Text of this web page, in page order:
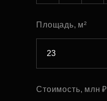
Площадь, м²
Стоимость, млн ₽